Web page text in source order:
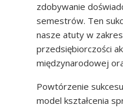
zdobywanie
semestrów. Ten
nasze atuty w
przedsiębiorczości
międzynarodowej
Powtórzenie
model kształcenia